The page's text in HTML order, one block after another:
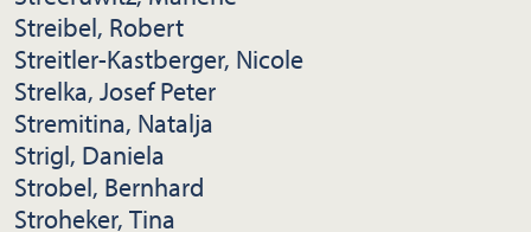
Streibel, Robert
Streitler-Kastberger, Nicole
Strelka, Josef Peter
Stremitina, Natalja
Strigl, Daniela
Strobel, Bernhard
Stroheker, Tina